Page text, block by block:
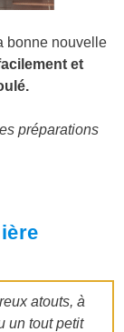
bonne nouvelle
et
préparations
atouts, à
un tout petit